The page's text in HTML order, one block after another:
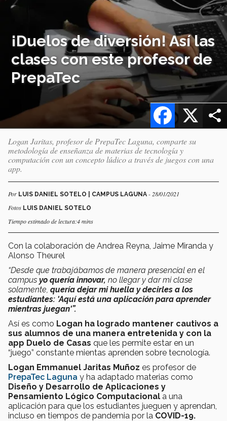
¡Duelos de diversión! Así las
clases con este profesor de
PrepaTec
X
Facebook
Logan Jaritas, profesor de PrepaTec Laguna, comparte su
metodología de enseñanza de materias de tecnología y
computación con un concepto lúdico a través de juegos con una
app.
Por LUIS DANIEL SOTELO | CAMPUS LAGUNA - 28/01/2021
Fotos LUIS DANIEL SOTELO
Tiempo estimado de lectura:4 mins
Con la colaboración de Andrea Reyna, Jaime Miranda y
Alonso Theurel
“Desde que trabajábamos de manera presencial en el
campus yo quería innovar, no llegar y dar mi clase
solamente, quería dejar mi huella y decirles a los
estudiantes: 'Aquí está una aplicación para aprender
mientras juegan'”.
Así es como Logan ha logrado mantener cautivos a
sus alumnos de una manera entretenida y con la
app Duelo de Casas que les permite estar en un
“juego” constante mientas aprenden sobre tecnología.
Logan Emmanuel Jaritas Muñoz es profesor de
PrepaTec Laguna y ha adaptado materias como
Diseño y Desarrollo de Aplicaciones y
Pensamiento Lógico Computacional a una
aplicación para que los estudiantes jueguen y aprendan,
incluso en tiempos de pandemia por la COVID-19.